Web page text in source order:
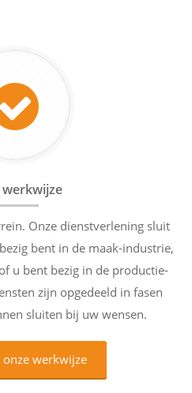
werkwijze
Onze dienstverlening sluit
bent in de maak-industrie,
u bent bezig in de productie-
zijn opgedeeld in fasen
sluiten bij uw wensen.
werkwijze